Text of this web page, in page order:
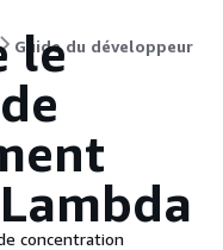
Guide du développeur
le
concentration